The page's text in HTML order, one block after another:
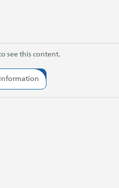
see this content.